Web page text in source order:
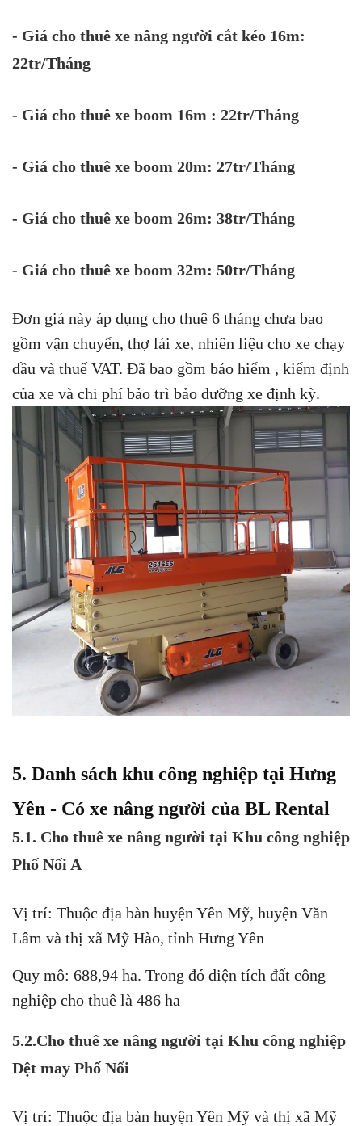
- Giá cho thuê xe nâng người cắt kéo 16m:
22tr/Tháng
- Giá cho thuê xe boom 16m : 22tr/Tháng
- Giá cho thuê xe boom 20m: 27tr/Tháng
- Giá cho thuê xe boom 26m: 38tr/Tháng
- Giá cho thuê xe boom 32m: 50tr/Tháng
Đơn giá này áp dụng cho thuê 6 tháng chưa bao
gồm vận chuyển, thợ lái xe, nhiên liệu cho xe chạy
dầu và thuế VAT. Đã bao gồm bảo hiểm , kiểm định
của xe và chi phí bảo trì bảo dưỡng xe định kỳ.
5. Danh sách khu công nghiệp tại Hưng
Yên - Có xe nâng người của BL Rental
5.1. Cho thuê xe nâng người tại Khu công nghiệp
Phố Nối A
Vị trí: Thuộc địa bàn huyện Yên Mỹ, huyện Văn
Lâm và thị xã Mỹ Hào, tỉnh Hưng Yên
Quy mô: 688,94 ha. Trong đó diện tích đất công
nghiệp cho thuê là 486 ha
5.2.Cho thuê xe nâng người tại Khu công nghiệp
Dệt may Phố Nối
Vị trí: Thuộc địa bàn huyện Yên Mỹ và thị xã Mỹ